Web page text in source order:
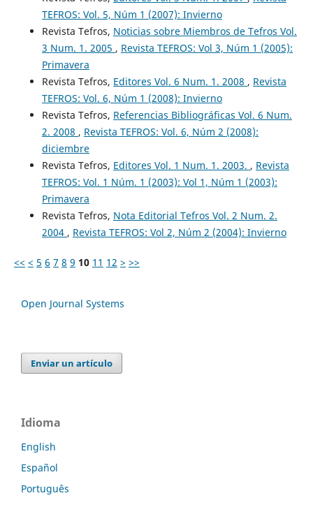
TEFROS: Vol. 5, Núm 1 (2007): Invierno
Revista Tefros, Noticias sobre Miembros de Tefros Vol.
3 Num. 1. 2005 , Revista TEFROS: Vol 3, Núm 1 (2005):
Primavera
Revista Tefros, Editores Vol. 6 Num. 1. 2008 , Revista
TEFROS: Vol. 6, Núm 1 (2008): Invierno
Revista Tefros, Referencias Bibliográficas Vol. 6 Num.
2. 2008 , Revista TEFROS: Vol. 6, Núm 2 (2008):
diciembre
Revista Tefros, Editores Vol. 1 Num. 1. 2003. , Revista
TEFROS: Vol. 1 Núm. 1 (2003): Vol 1, Núm 1 (2003):
Primavera
Revista Tefros, Nota Editorial Tefros Vol. 2 Num. 2.
2004 , Revista TEFROS: Vol 2, Núm 2 (2004): Invierno
<< < 5 6 7 8 9 10 11 12 > >>
Open Journal Systems
Enviar un artículo
Idioma
English
Español
Português